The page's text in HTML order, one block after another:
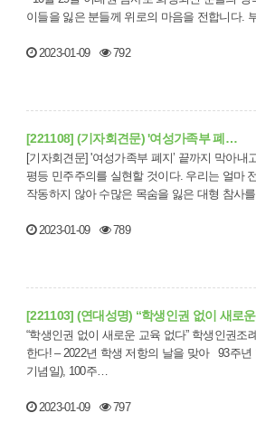
이들을 잃은 분들께 위로의 마음을 전합니다.
2023-01-09 792
[221108] (기자회견문) '여성가족부 폐…
[기자회견문] '여성가족부 폐지’ 끝까지 막아내
평등 민주주의를 실현할 것이다. 우리는 얼마 전, 또 다시 국가 시스템이
작동하지 않아 수많은 목숨을 잃은 대형 참사
2023-01-09 789
[221103] (연대성명) “학생인권 없이 새로
“학생인권 없이 새로운 교육 없다” 학생인권조례 폐지 시도, 우리는 분노
한다! – 2022년 학생 저항의 날을 맞아 93주년 학생의날(학생독립운동
기념일), 100주…
2023-01-09 797